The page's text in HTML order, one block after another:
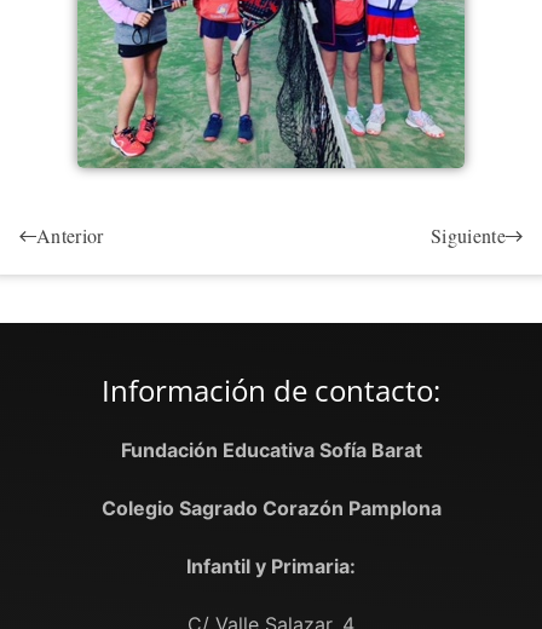
Anterior Siguiente
Información de contacto:
Fundación Educativa Sofía Barat
Colegio Sagrado Corazón Pamplona
Infantil y Primaria:
C/ Valle Salazar, 4